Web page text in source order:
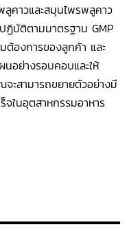
ลูคาวและสมุนไพรพลูคาว
บัติตามมาตรฐาน GMP
องการของลูกค้า และ
อย่างรอบคอบและให้
ะสามารถขยายตัวอย่างมี
จในอุตสาหกรรมอาหาร